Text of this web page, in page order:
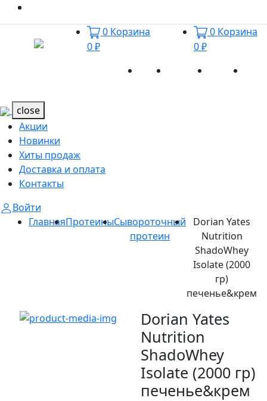
0 Корзина
0 ₽
0 Корзина
0 ₽
Акции Новинки
close
Акции
Новинки
Хиты продаж
Доставка и оплата
Контакты
Войти
ГлавнаяПротеиныСывороточный
протеин
Dorian Yates
Nutrition
ShadoWhey
Isolate (2000
гр)
печенье&крем
Dorian Yates
Nutrition
ShadoWhey
Isolate (2000 гр)
печенье&крем